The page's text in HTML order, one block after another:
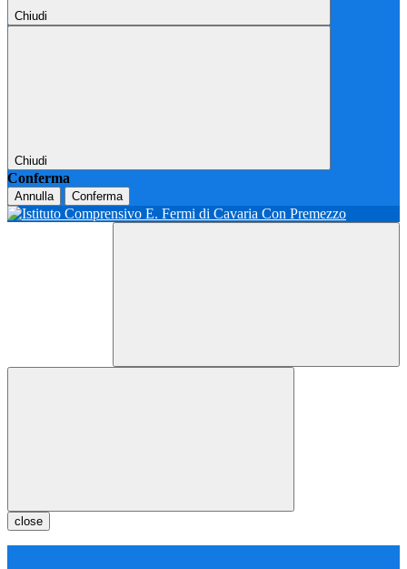
Chiudi
Chiudi
Conferma
Annulla Conferma
close